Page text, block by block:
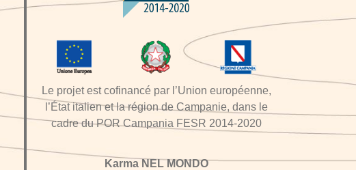
Le projet est cofinancé par l’Union européenne,
l’État italien et la région de Campanie, dans le
cadre du POR Campania FESR 2014-2020
Karma NEL MONDO